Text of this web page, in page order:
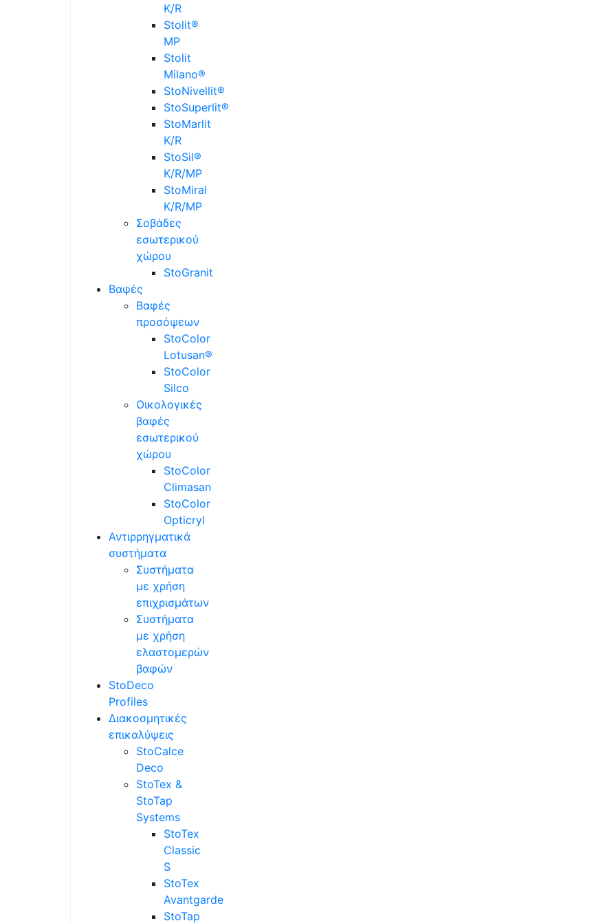
K/R
Stolit®
MP
Stolit
Milano®
StoNivellit®
StoSuperlit®
StoMarlit
K/R
StoSil®
K/R/MP
StoMiral
K/R/MP
Σοβάδες
εσωτερικού
χώρου
StoGranit
Βαφές
Βαφές
προσόψεων
StoColor
Lotusan®
StoColor
Silco
Οικολογικές
βαφές
εσωτερικού
χώρου
StoColor
Climasan
StoColor
Opticryl
Αντιρρηγματικά
συστήματα
Συστήματα
με χρήση
επιχρισμάτων
Συστήματα
με χρήση
ελαστομερών
βαφών
StoDeco
Profiles
Διακοσμητικές
επικαλύψεις
StoCalce
Deco
StoTex &
StoTap
Systems
StoTex
Classic
S
StoTex
Avantgarde
StoTap